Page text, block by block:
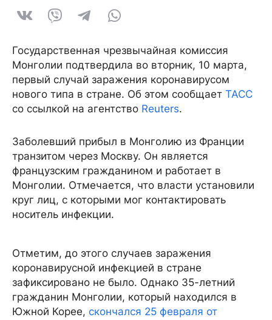
Государственная чрезвычайная комиссия
Монголии подтвердила во вторник, 10 марта,
первый случай заражения коронавирусом
нового типа в стране. Об этом сообщает ТАСС
со ссылкой на агентство Reuters.
Заболевший прибыл в Монголию из Франции
транзитом через Москву. Он является
французским гражданином и работает в
Монголии. Отмечается, что власти установили
круг лиц, с которыми мог контактировать
носитель инфекции.
Отметим, до этого случаев заражения
коронавирусной инфекцией в стране
зафиксировано не было. Однако 35-летний
гражданин Монголии, который находился в
Южной Корее, скончался 25 февраля от